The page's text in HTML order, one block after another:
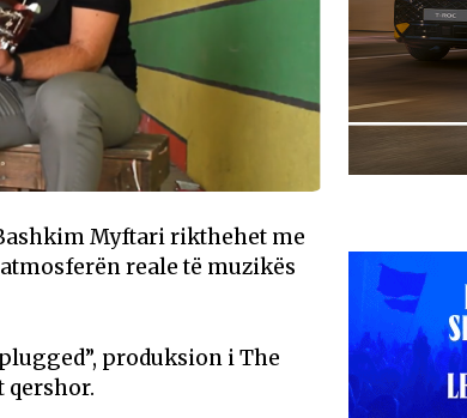
Myftari rikthehet me
reale të muzikës
produksion i The
qershor.